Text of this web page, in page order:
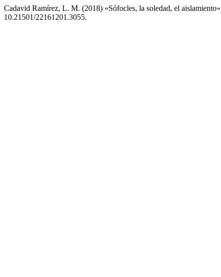
Cadavid Ramírez, L. M. (2018) «Sófocles, la soledad, el
10.21501/22161201.3055.